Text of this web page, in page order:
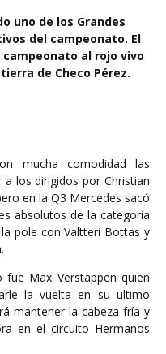
uno de los Grandes
del campeonato. El
campeonato al rojo vivo
de Checo Pérez.
mucha comodidad las
los dirigidos por Christian
en la Q3 Mercedes sacó
absolutos de la categoría
pole con Valtteri Bottas y
Max Verstappen quien
la vuelta en su ultimo
mantener la cabeza fría y
en el circuito Hermanos